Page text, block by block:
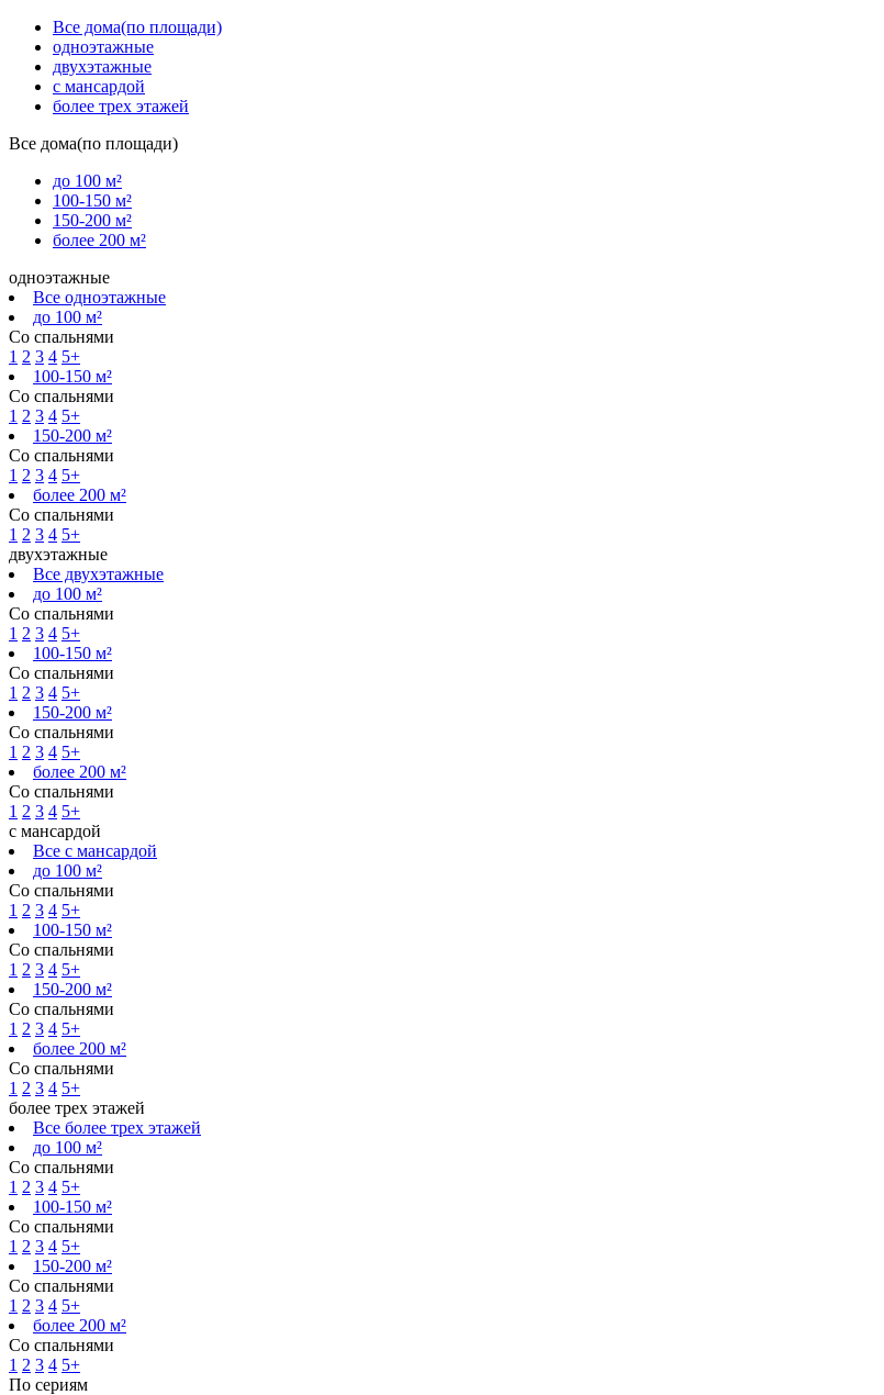
Все дома(по площади)
одноэтажные
двухэтажные
с мансардой
более трех этажей
Все дома(по площади)
до 100 м²
100-150 м²
150-200 м²
более 200 м²
одноэтажные
Все одноэтажные
до 100 м²
Со спальнями
1 2 3 4 5+
100-150 м²
Со спальнями
1 2 3 4 5+
150-200 м²
Со спальнями
1 2 3 4 5+
более 200 м²
Со спальнями
1 2 3 4 5+
двухэтажные
Все двухэтажные
до 100 м²
Со спальнями
1 2 3 4 5+
100-150 м²
Со спальнями
1 2 3 4 5+
150-200 м²
Со спальнями
1 2 3 4 5+
более 200 м²
Со спальнями
1 2 3 4 5+
с мансардой
Все с мансардой
до 100 м²
Со спальнями
1 2 3 4 5+
100-150 м²
Со спальнями
1 2 3 4 5+
150-200 м²
Со спальнями
1 2 3 4 5+
более 200 м²
Со спальнями
1 2 3 4 5+
более трех этажей
Все более трех этажей
до 100 м²
Со спальнями
1 2 3 4 5+
100-150 м²
Со спальнями
1 2 3 4 5+
150-200 м²
Со спальнями
1 2 3 4 5+
более 200 м²
Со спальнями
1 2 3 4 5+
По сериям